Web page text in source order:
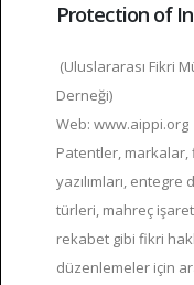
Protection of
(Uluslararası Fikri
Derneği)
Web: www.aippi.org
Patentler,
yazılımları,
türleri, mahreç
rekabet gibi fikri
düzenlemeler için